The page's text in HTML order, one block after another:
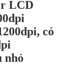
LCD
có
nhỏ